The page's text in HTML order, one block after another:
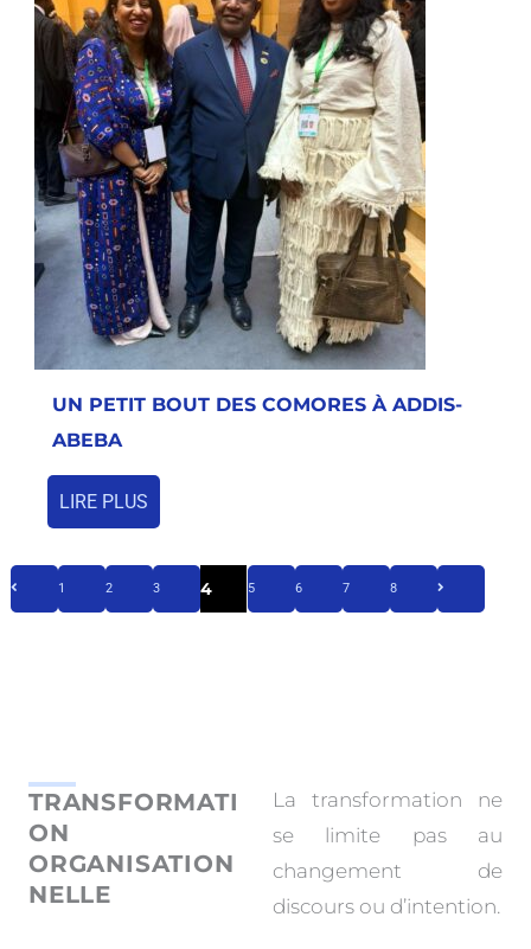
UN PETIT BOUT DES COMORES À ADDIS-
ABEBA
LIRE PLUS
1 2 3 4 5 6 7 8
TRANSFORMATI
ON
ORGANISATION
NELLE
La transformation ne
se limite pas au
changement de
discours ou d’intention.